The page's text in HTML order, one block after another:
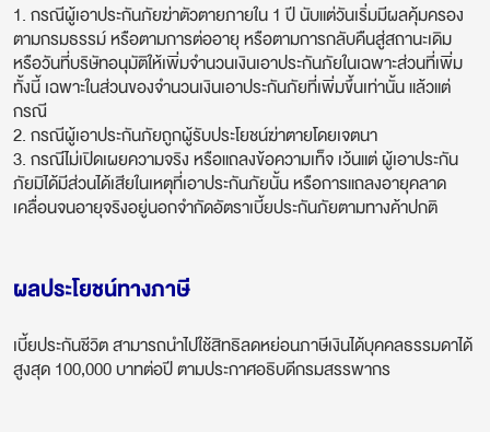
1. กรณีผู้เอาประกันภัยฆ่าตัวตายภายใน 1 ปี นับแต่วันเริ่มมีผลคุ้มครอง
ตามกรมธรรม์ หรือตามการต่ออายุ หรือตามการกลับคืนสู่สถานะเดิม
หรือวันที่บริษัทอนุมัติให้เพิ่มจำนวนเงินเอาประกันภัยในเฉพาะส่วนที่เพิ่ม
ทั้งนี้ เฉพาะในส่วนของจำนวนเงินเอาประกันภัยที่เพิ่มขึ้นเท่านั้น แล้วแต่
กรณี
2. กรณีผู้เอาประกันภัยถูกผู้รับประโยชน์ฆ่าตายโดยเจตนา
3. กรณีไม่เปิดเผยความจริง หรือแถลงข้อความเท็จ เว้นแต่ ผู้เอาประกัน
ภัยมิได้มีส่วนได้เสียในเหตุที่เอาประกันภัยนั้น หรือการแถลงอายุคลาด
เคลื่อนจนอายุจริงอยู่นอกจำกัดอัตราเบี้ยประกันภัยตามทางค้าปกติ
ผลประโยชน์ทางภาษี
เบี้ยประกันชีวิต สามารถนำไปใช้สิทธิลดหย่อนภาษีเงินได้บุคคลธรรมดาได้
สูงสุด 100,000 บาทต่อปี ตามประกาศอธิบดีกรมสรรพากร